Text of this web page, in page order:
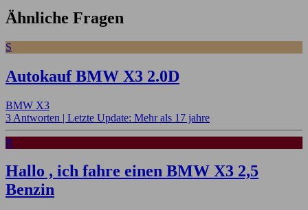
Ähnliche Fragen
S
Autokauf BMW X3 2.0D
BMW X3
3 Antworten | Letzte Update: Mehr als 17 jahre
R
Hallo , ich fahre einen BMW X3 2,5
Benzin